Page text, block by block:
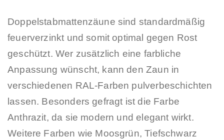
Doppelstabmattenzäune sind standardmäßig
feuerverzinkt und somit optimal gegen Rost
geschützt. Wer zusätzlich eine farbliche
Anpassung wünscht, kann den Zaun in
verschiedenen RAL-Farben pulverbeschichten
lassen. Besonders gefragt ist die Farbe
Anthrazit, da sie modern und elegant wirkt.
Weitere Farben wie Moosgrün, Tiefschwarz